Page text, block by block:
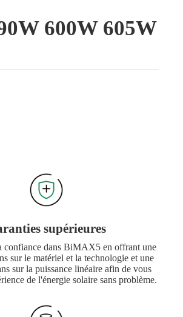
600W 605W
supérieures
confiance dans BiMAX5 en offrant une
sur le matériel et la technologie et une
sur la puissance linéaire afin de vous
de l'énergie solaire sans problème.